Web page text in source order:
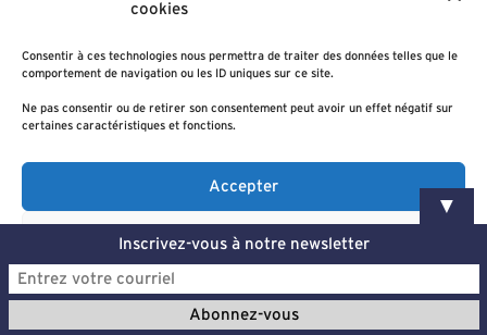
cookies
Consentir à ces technologies nous permettra de traiter des données telles que le
comportement de navigation ou les ID uniques sur ce site.
Ne pas consentir ou de retirer son consentement peut avoir un effet négatif sur
certaines caractéristiques et fonctions.
Accepter
Refuser
Voir les préférences
▼
Inscrivez-vous à notre newsletter